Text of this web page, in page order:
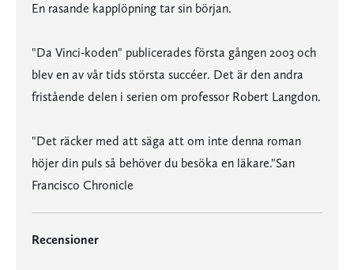
En rasande kapplöpning tar sin början.
"Da Vinci-koden" publicerades första gången 2003 och
blev en av vår tids största succéer. Det är den andra
fristående delen i serien om professor Robert Langdon.
"Det räcker med att säga att om inte denna roman
höjer din puls så behöver du besöka en läkare."San
Francisco Chronicle
Recensioner